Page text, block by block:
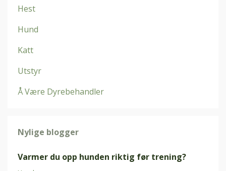
Hest
Hund
Katt
Utstyr
Å Være Dyrebehandler
Nylige blogger
Varmer du opp hunden riktig før trening?